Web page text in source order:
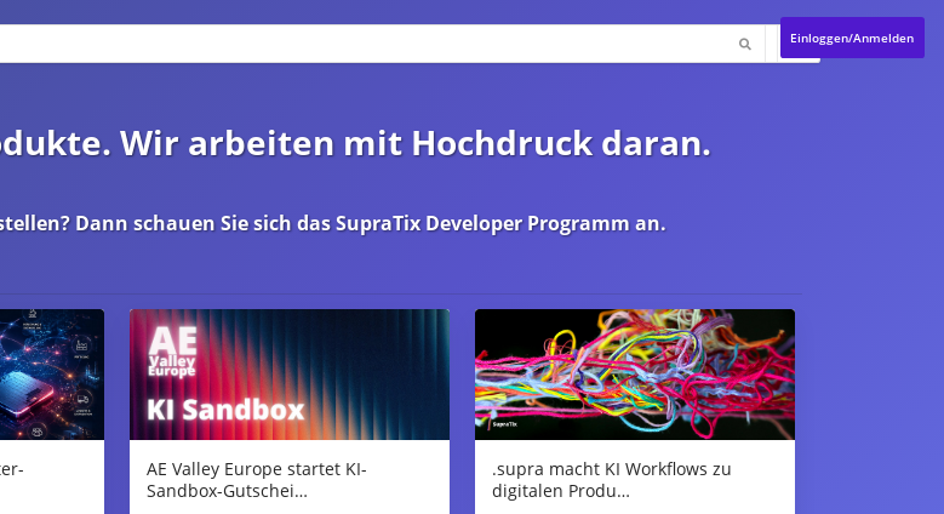
Einloggen/Anmelden
Wir arbeiten mit Hochdruck daran.
Dann schauen Sie sich dasSupraTix Developer Programman.
AE Valley Europe startet KI-
Sandbox-Gutschei…
.supra macht KI Workflows zu
digitalen Produ…